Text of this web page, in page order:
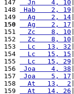
147
  Jn    4, 10
148
Hab    2, 19
149
  Ag    2, 14
150
  Ag    2, 17
151
  Zc    8, 10
152
  Zc    8, 10
153
  Lc   13, 32
154
  Lc   15, 15
155
  Lc   15, 29
156
Joa    4, 38
157
Joa    5, 17
158
  At   13,  2
159
  At   14, 26